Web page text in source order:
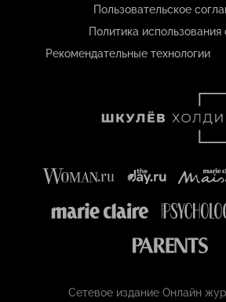
Пользовательское
Политика использования
Рекомендательные технологии
Сетевое издание Онлайн